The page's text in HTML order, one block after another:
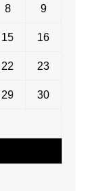
8 9
15 16
22 23
29 30